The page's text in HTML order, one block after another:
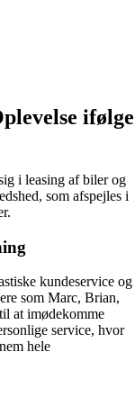
ifølge
i leasing af biler og
som afspejles i
kundeservice og
som Marc, Brian,
at imødekomme
service, hvor
hele